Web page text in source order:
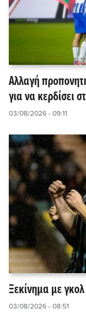
Αλλαγή
για να κερδίσει
03/08/2026 - 09:11
Ξεκίνημα με
03/08/2026 - 08:51